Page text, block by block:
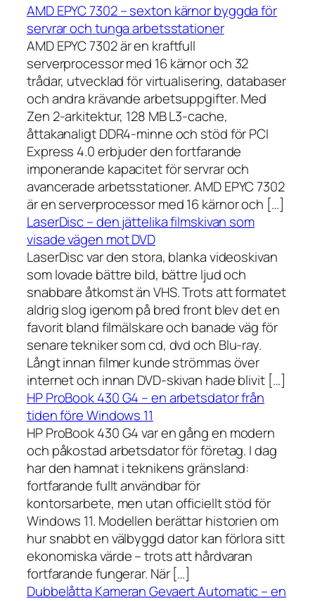
AMD EPYC 7302 – sexton kärnor byggda för
servrar och tunga arbetsstationer
AMD EPYC 7302 är en kraftfull
serverprocessor med 16 kärnor och 32
trådar, utvecklad för virtualisering, databaser
och andra krävande arbetsuppgifter. Med
Zen 2-arkitektur, 128 MB L3-cache,
åttakanaligt DDR4-minne och stöd för PCI
Express 4.0 erbjuder den fortfarande
imponerande kapacitet för servrar och
avancerade arbetsstationer. AMD EPYC 7302
är en serverprocessor med 16 kärnor och […]
LaserDisc – den jättelika filmskivan som
visade vägen mot DVD
LaserDisc var den stora, blanka videoskivan
som lovade bättre bild, bättre ljud och
snabbare åtkomst än VHS. Trots att formatet
aldrig slog igenom på bred front blev det en
favorit bland filmälskare och banade väg för
senare tekniker som cd, dvd och Blu-ray.
Långt innan filmer kunde strömmas över
internet och innan DVD-skivan hade blivit […]
HP ProBook 430 G4 – en arbetsdator från
tiden före Windows 11
HP ProBook 430 G4 var en gång en modern
och påkostad arbetsdator för företag. I dag
har den hamnat i teknikens gränsland:
fortfarande fullt användbar för
kontorsarbete, men utan officiellt stöd för
Windows 11. Modellen berättar historien om
hur snabbt en välbyggd dator kan förlora sitt
ekonomiska värde – trots att hårdvaran
fortfarande fungerar. När […]
Dubbelåtta Kameran Gevaert Automatic – en